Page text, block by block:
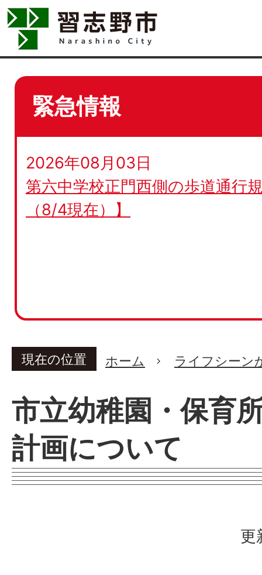
緊急情報
2026年08月03日
第六中学校正門西側の歩道通行
（8/4現在）】
現在の位置 ホーム ライフシーン
市立幼稚園・保育
計画について
更